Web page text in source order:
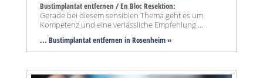
Bustimplantat entfernen / En Bloc Resektion:
Gerade bei diesem sensiblen Thema geht es um
Kompetenz und eine verlässliche Empfehlung ...
... Bustimplantat entfernen in Rosenheim »